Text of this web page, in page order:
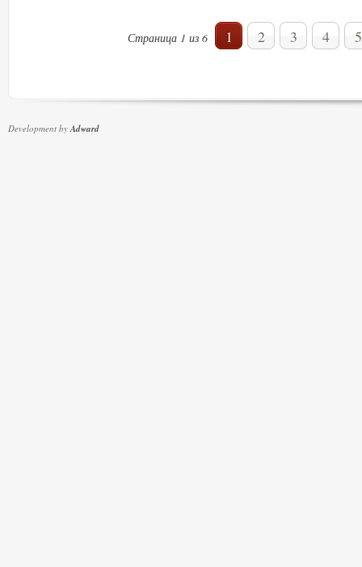
Страница 1 из 6 1 2 3 4 5
Development byAdward